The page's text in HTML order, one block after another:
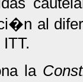
al
la